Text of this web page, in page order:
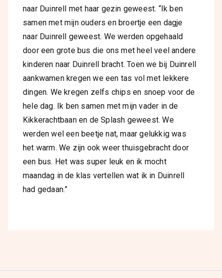
naar Duinrell met haar gezin geweest. “Ik ben
samen met mijn ouders en broertje een dagje
naar Duinrell geweest. We werden opgehaald
door een grote bus die ons met heel veel andere
kinderen naar Duinrell bracht. Toen we bij Duinrell
aankwamen kregen we een tas vol met lekkere
dingen. We kregen zelfs chips en snoep voor de
hele dag. Ik ben samen met mijn vader in de
Kikkerachtbaan en de Splash geweest. We
werden wel een beetje nat, maar gelukkig was
het warm. We zijn ook weer thuisgebracht door
een bus. Het was super leuk en ik mocht
maandag in de klas vertellen wat ik in Duinrell
had gedaan.”